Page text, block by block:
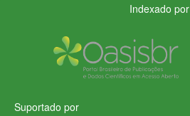
Indexado por
Suportado por